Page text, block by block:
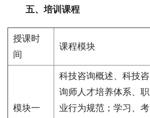
五、培训课程
授课时
间
课程模块
模块一
科技咨询概述、科技咨
询师人才培养体系、职
业行为规范；学习、考